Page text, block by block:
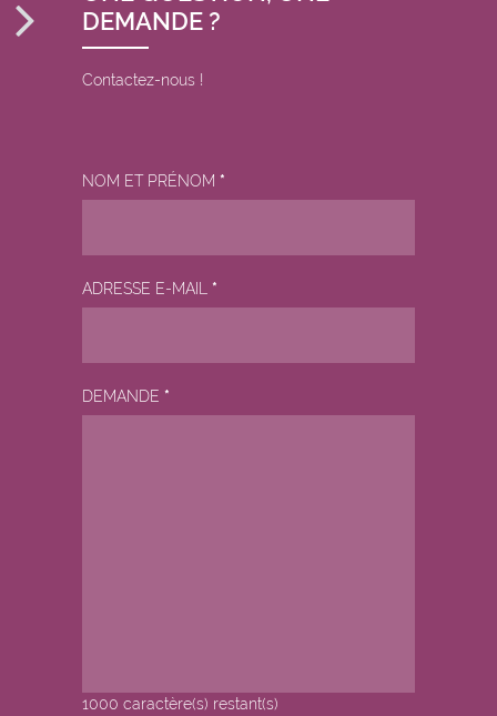
DEMANDE ?
Contactez-nous !
NOM ET PRÉNOM *
ADRESSE E-MAIL *
DEMANDE *
1000 caractère(s) restant(s)